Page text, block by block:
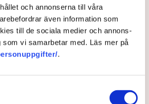
och annonserna till våra
även information som
till de sociala medier och annons-
som vi samarbetar med. Läs mer på
.
Debatt: Då tvingas företagen
kassera fullt fungerande
varor
28 JULI 2026 |
Professorn: Försiktighet,
följsamhet och feghet präglar